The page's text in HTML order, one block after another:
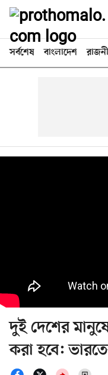
সর্বশেষ বাংলাদেশ
দুই দেশের
করা হবে: